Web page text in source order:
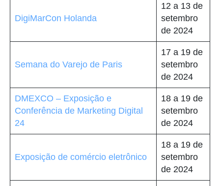
DigiMarCon Holanda
12 a 13 de
setembro
de 2024
Semana do Varejo de Paris
17 a 19 de
setembro
de 2024
DMEXCO – Exposição e
Conferência de Marketing Digital
24
18 a 19 de
setembro
de 2024
Exposição de comércio eletrônico
18 a 19 de
setembro
de 2024